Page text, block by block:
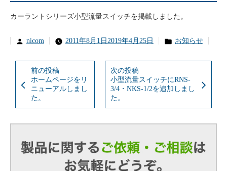
カーラントシリーズ小型流量スイッチを掲載しました。
投
nicom 2011年8月1日 2019年4月25日
カ
ー:
お知らせ
前の投稿前
の
投
ホームページをリ
ニューアルしまし
た。
次の投稿次
の
投
小型流量スイッチにRNS-
3/4・NKS-1/2を追加しまし
た。